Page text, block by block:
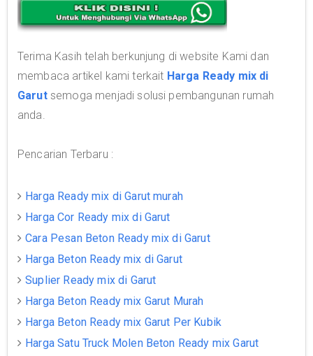
Terima Kasih telah berkunjung di website Kami dan
membaca artikel kami terkait Harga Ready mix di
Garutsemoga menjadi solusi pembangunan rumah
anda.
Pencarian Terbaru :
Harga Ready mix di Garut murah
Harga Cor Ready mix di Garut
Cara Pesan Beton Ready mix di Garut
Harga Beton Ready mix di Garut
Suplier Ready mix di Garut
Harga Beton Ready mix Garut Murah
Harga Beton Ready mix Garut Per Kubik
Harga Satu Truck Molen Beton Ready mix Garut